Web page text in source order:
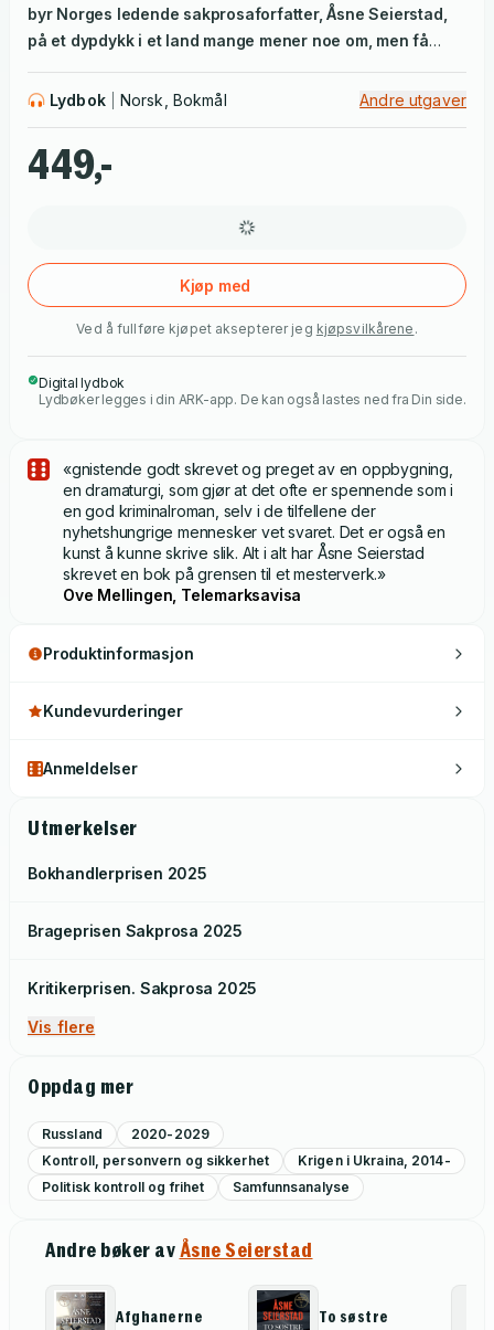
byr Norges ledende sakprosaforfatter, Åsne Seierstad,
på et dypdykk i et land mange mener noe om, men få
En januarnatt i 2023 tar en russisk soldat seg over Pasvikelva i
styrken som kriger i Ukraina, og søker norsk asyl. Den unge
mannens dramatiske livshistorie åpner Åsne Seierstads
hjem korrespondenter og Russland isolerer seg fra Europa,
tar leseren med til landsbygda i Sibir, hvor Putin rekrutterer
nye soldater, og til storbyene, der folk gjør det de kan for at
krigen ikke skal påvirke hverdagen. Hun møter de regimetro,
de likegyldige og de som kjemper imot. Underveis flytter hun
inn hos Wagner-soldatens tante, bevitner et mislykket mytteri
og blir kjent med Russlands forfulgte og trakasserte – de
Lydbok Norsk, Bokmål Andre utgaver
449,-
Kjøp med
Ved å fullføre kjøpet aksepterer jeg kjøpsvilkårene .
Digital lydbok
Lydbøker legges i din ARK-app. De kan også lastes ned fra Din side.
«gnistende godt skrevet og preget av en oppbygning,
en dramaturgi, som gjør at det ofte er spennende som i
en god kriminalroman, selv i de tilfellene der
nyhetshungrige mennesker vet svaret. Det er også en
kunst å kunne skrive slik. Alt i alt har Åsne Seierstad
skrevet en bok på grensen til et mesterverk.»
Ove Mellingen, Telemarksavisa
Produktinformasjon
Kundevurderinger
Anmeldelser
Utmerkelser
Bokhandlerprisen 2025
Brageprisen Sakprosa 2025
Kritikerprisen. Sakprosa 2025
Vis flere
Oppdag mer
Russland
2020-2029
Kontroll, personvern og sikkerhet
Krigen i Ukraina, 2014-
Politisk kontroll og frihet
Samfunnsanalyse
Andre bøker avÅsne Seierstad
Afghanerne To søstre